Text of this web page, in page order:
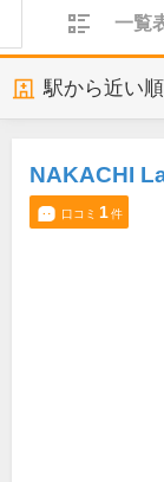
一覧
駅から近い
NAKACHI
口コミ 1件